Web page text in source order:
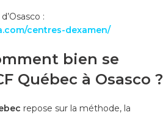
:
centres-dexamen/
bien se
Québec à Osasco ?
repose sur la méthode, la